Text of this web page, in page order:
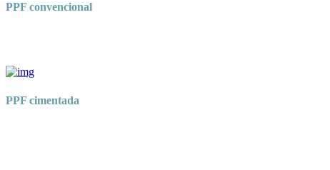
PPF convencional
PPF cimentada